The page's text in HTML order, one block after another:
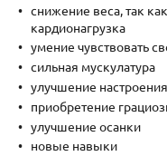
снижение веса, так
кардионагрузка
умение чувствовать
сильная мускулатура
улучшение
приобретение
улучшение осанки
новые навыки